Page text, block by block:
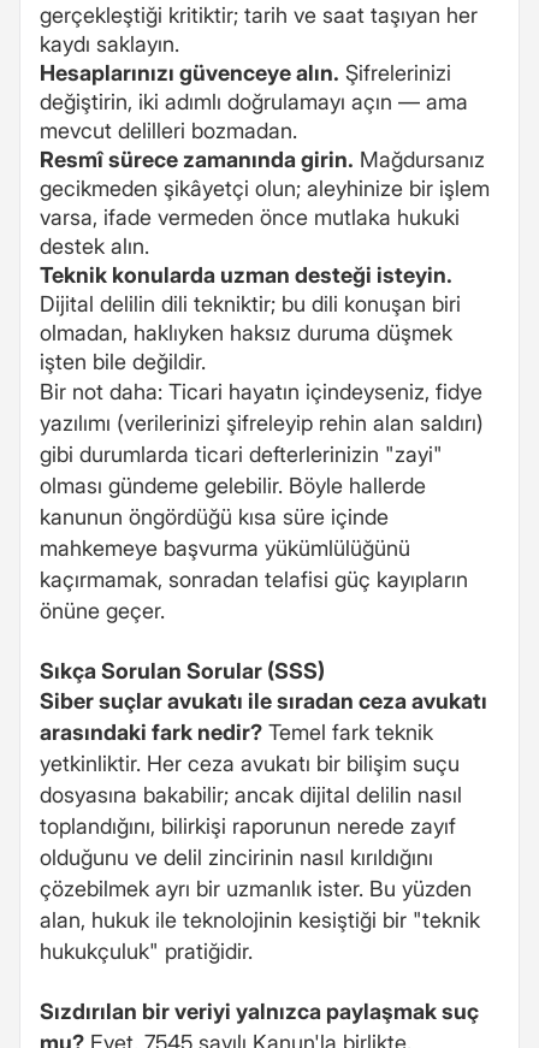
gerçekleştiği kritiktir; tarih ve saat taşıyan her
kaydı saklayın.
Hesaplarınızı güvenceye alın. Şifrelerinizi
değiştirin, iki adımlı doğrulamayı açın — ama
mevcut delilleri bozmadan.
Resmî sürece zamanında girin. Mağdursanız
gecikmeden şikâyetçi olun; aleyhinize bir işlem
varsa, ifade vermeden önce mutlaka hukuki
destek alın.
Teknik konularda uzman desteği isteyin.
Dijital delilin dili tekniktir; bu dili konuşan biri
olmadan, haklıyken haksız duruma düşmek
işten bile değildir.
Bir not daha: Ticari hayatın içindeyseniz, fidye
yazılımı (verilerinizi şifreleyip rehin alan saldırı)
gibi durumlarda ticari defterlerinizin "zayi"
olması gündeme gelebilir. Böyle hallerde
kanunun öngördüğü kısa süre içinde
mahkemeye başvurma yükümlülüğünü
kaçırmamak, sonradan telafisi güç kayıpların
önüne geçer.
Sıkça Sorulan Sorular (SSS)
Siber suçlar avukatı ile sıradan ceza avukatı
arasındaki fark nedir? Temel fark teknik
yetkinliktir. Her ceza avukatı bir bilişim suçu
dosyasına bakabilir; ancak dijital delilin nasıl
toplandığını, bilirkişi raporunun nerede zayıf
olduğunu ve delil zincirinin nasıl kırıldığını
çözebilmek ayrı bir uzmanlık ister. Bu yüzden
alan, hukuk ile teknolojinin kesiştiği bir "teknik
hukukçuluk" pratiğidir.
Sızdırılan bir veriyi yalnızca paylaşmak suç
mu? Evet. 7545 sayılı Kanun'la birlikte,